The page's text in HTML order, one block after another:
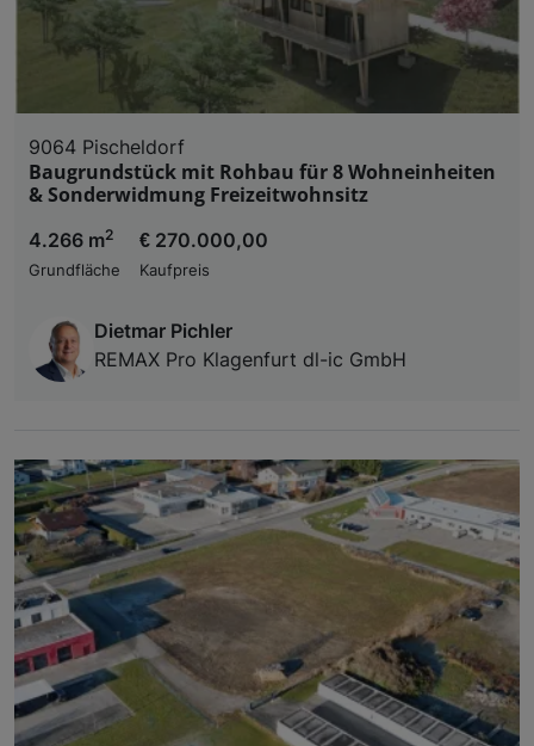
9064 Pischeldorf
Baugrundstück mit Rohbau für 8 Wohneinheiten
& Sonderwidmung Freizeitwohnsitz
4.266 m2
Grundfläche
€ 270.000,00
Kaufpreis
Dietmar Pichler
REMAX Pro Klagenfurt dl-ic GmbH